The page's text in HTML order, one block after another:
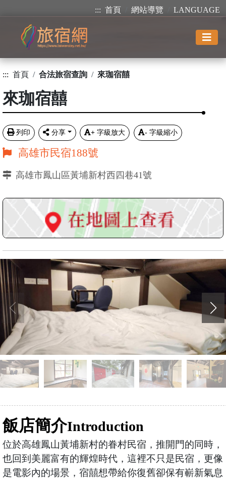
::: 首頁 網站導覽 LANGUAGE
::: 首頁 合法旅宿查詢 來珈宿囍
來珈宿囍
列印 分享 + 字級放大 - 字級縮小
高雄市民宿188號
高雄市鳳山區黃埔新村西四巷41號
飯店簡介Introduction
位於高雄鳳山黃埔新村的眷村民宿，推開門的同時，
也回到美麗富有的輝煌時代，這裡不只是民宿，更像
是電影內的場景，宿囍想帶給你復舊卻保有嶄新氣息